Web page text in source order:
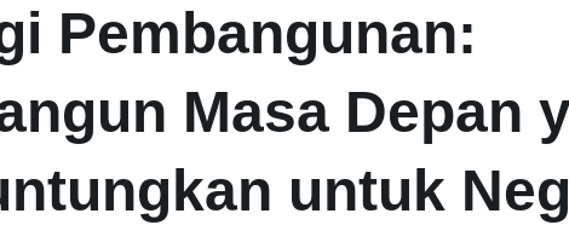
Pembangunan:
Masa Depan
untuk